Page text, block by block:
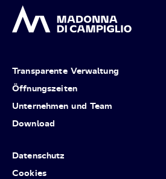
Transparente Verwaltung
Öffnungszeiten
Unternehmen und Team
Download
Datenschutz
Cookies